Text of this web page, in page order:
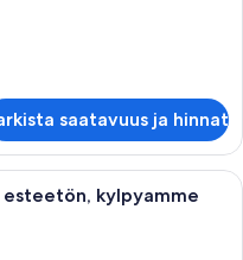
saatavuus ja hinnat
jossa on kaksi
esteetön, kylpyamme